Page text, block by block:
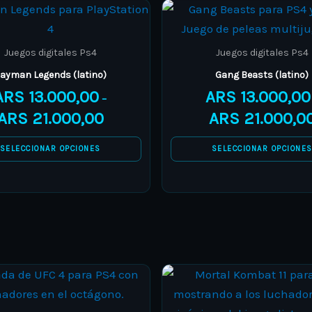
Juegos digitales Ps4
Legends (latino)
13.000,00 –
21.000,00
Price
range:
SELECCIONAR OPCIONES
This
product
has
The
options
may
be
page
Juegos digitales Ps4
Gang Beasts (latino)
ARS 13.000,00
ARS
SELECCIONAR OPCIONES
This
product
has
The
options
may
be
page
Price
ARS 13.000,00
This
product
This
product